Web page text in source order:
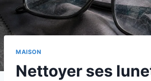
MAISON
Nettoyer ses